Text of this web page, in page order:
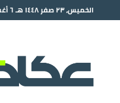
الخميس، ٢٣ صفر ١٤٤٨ هـ ٦ أغسطس ٢٠٢٦ م